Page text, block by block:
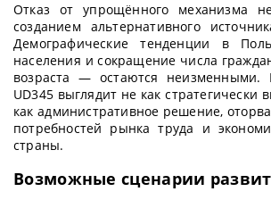
Отказ от упрощённого механизма
созданием альтернативного
Демографические тенденции в
населения и сокращение числа
возраста — остаются неизменными.
UD345 выглядит не как стратегически
как административное решение,
потребностей рынка труда и
страны.
Возможные сценарии